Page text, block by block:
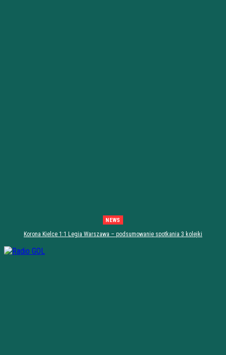
NEWS
Korona Kielce 1:1 Legia Warszawa – podsumowanie spotkania 3 kolejki